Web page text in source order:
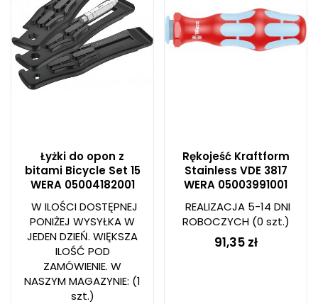
Łyżki do opon z
bitami Bicycle Set 15
WERA 05004182001
W ILOŚCI DOSTĘPNEJ
PONIŻEJ WYSYŁKA W
JEDEN DZIEŃ. WIĘKSZA
ILOŚĆ POD
ZAMÓWIENIE. W
NASZYM MAGAZYNIE: (1
szt.)
Rękojeść Kraftform
Stainless VDE 3817
WERA 05003991001
REALIZACJA 5-14 DNI
ROBOCZYCH(0 szt.)
91,35 zł